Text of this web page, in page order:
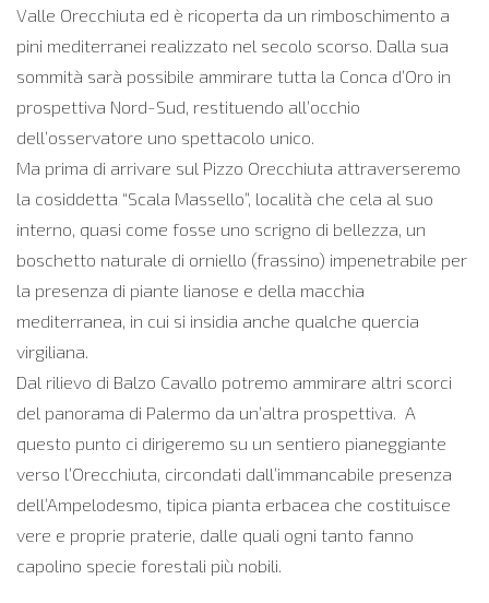
Valle Orecchiuta ed è ricoperta da un rimboschimento a
pini mediterranei realizzato nel secolo scorso. Dalla sua
sommità sarà possibile ammirare tutta la Conca d’Oro in
prospettiva Nord-Sud, restituendo all’occhio
dell’osservatore uno spettacolo unico.
Ma prima di arrivare sul Pizzo Orecchiuta attraverseremo
la cosiddetta “Scala Massello”, località che cela al suo
interno, quasi come fosse uno scrigno di bellezza, un
boschetto naturale di orniello (frassino) impenetrabile per
la presenza di piante lianose e della macchia
mediterranea, in cui si insidia anche qualche quercia
virgiliana.
Dal rilievo di Balzo Cavallo potremo ammirare altri scorci
del panorama di Palermo da un’altra prospettiva. A
questo punto ci dirigeremo su un sentiero pianeggiante
verso l’Orecchiuta, circondati dall’immancabile presenza
dell’Ampelodesmo, tipica pianta erbacea che costituisce
vere e proprie praterie, dalle quali ogni tanto fanno
capolino specie forestali più nobili.